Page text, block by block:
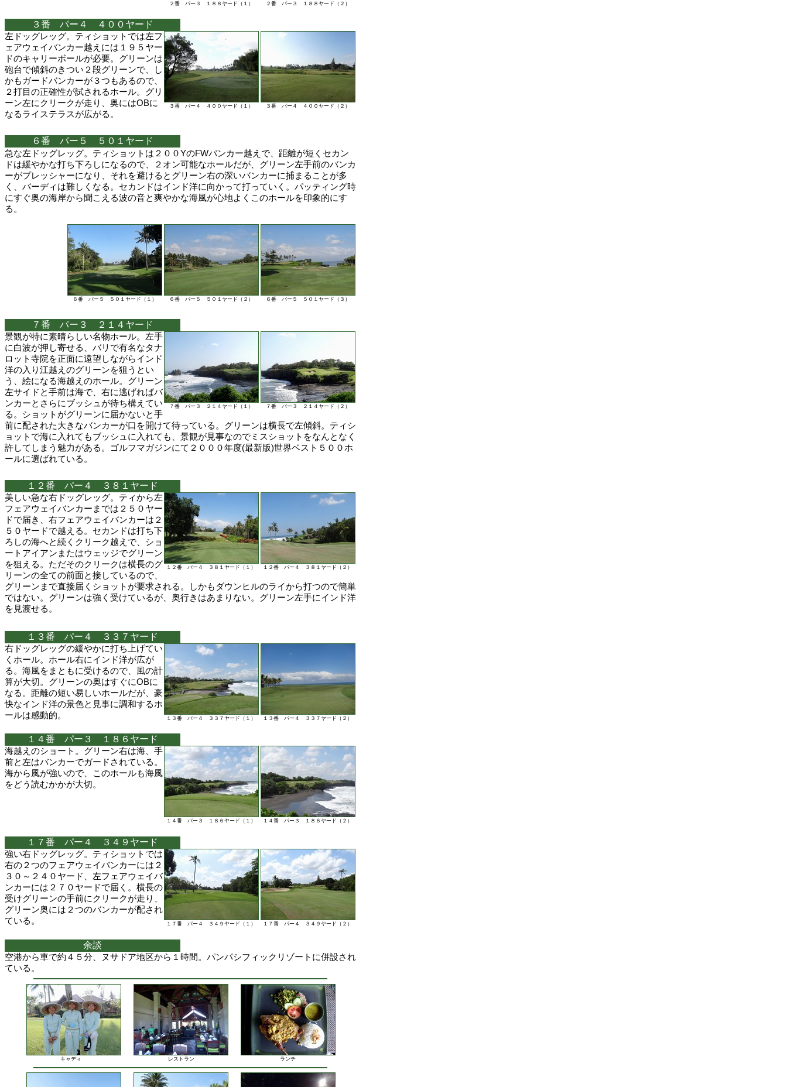
２番 パー３ １８８ヤード（２）
２番 パー３ １８８ヤード（１）
３番 パー４ ４００ヤード
３番 パー４ ４００ヤード（２）
３番 パー４ ４００ヤード（１）
左ドッグレッグ。ティショットでは左フ
ェアウェイバンカー越えには１９５ヤー
ドのキャリーボールが必要。グリーンは
砲台で傾斜のきつい２段グリーンで、し
かもガードバンカーが３つもあるので、
２打目の正確性が試されるホール。グリ
ーン左にクリークが走り、奥にはOBに
なるライステラスが広がる。
６番 パー５ ５０１ヤード
急な左ドッグレッグ。ティショットは２００YのFWバンカー越えで、距離が短くセカン
ドは緩やかな打ち下ろしになるので、２オン可能なホールだが、グリーン左手前のバンカ
ーがプレッシャーになり、それを避けるとグリーン右の深いバンカーに捕まることが多
く、バーディは難しくなる。セカンドはインド洋に向かって打っていく。パッティング時
にすぐ奥の海岸から聞こえる波の音と爽やかな海風が心地よくこのホールを印象的にす
る。
６番 パー５ ５０１ヤード（３）
６番 パー５ ５０１ヤード（２）
６番 パー５ ５０１ヤード（１）
７番 パー３ ２１４ヤード
７番 パー３ ２１４ヤード（２）
７番 パー３ ２１４ヤード（１）
景観が特に素晴らしい名物ホール。左手
に白波が押し寄せる、バリで有名なタナ
ロット寺院を正面に遠望しながらインド
洋の入り江越えのグリーンを狙うとい
う、絵になる海越えのホール。グリーン
左サイドと手前は海で、右に逃げればバ
ンカーとさらにブッシュが待ち構えてい
る。ショットがグリーンに届かないと手
前に配された大きなバンカーが口を開けて待っている。グリーンは横長で左傾斜。ティシ
ョットで海に入れてもブッシュに入れても、景観が見事なのでミスショットをなんとなく
許してしまう魅力がある。ゴルフマガジンにて２０００年度(最新版)世界ベスト５００ホ
ールに選ばれている。
１２番 パー４ ３８１ヤード
１２番 パー４ ３８１ヤード（２）
１２番 パー４ ３８１ヤード（１）
美しい急な右ドッグレッグ。ティから左
フェアウェイバンカーまでは２５０ヤー
ドで届き、右フェアウェイバンカーは２
５０ヤードで越える。セカンドは打ち下
ろしの海へと続くクリーク越えで、ショ
ートアイアンまたはウェッジでグリーン
を狙える。ただそのクリークは横長のグ
リーンの全ての前面と接しているので、
グリーンまで直接届くショットが要求される。しかもダウンヒルのライから打つので簡単
ではない。グリーンは強く受けているが、奥行きはあまりない。グリーン左手にインド洋
を見渡せる。
１３番 パー４ ３３７ヤード
１３番 パー４ ３３７ヤード（２）
１３番 パー４ ３３７ヤード（１）
右ドッグレッグの緩やかに打ち上げてい
くホール。ホール右にインド洋が広が
る。海風をまともに受けるので、風の計
算が大切。グリーンの奥はすぐにOBに
なる。距離の短い易しいホールだが、豪
快なインド洋の景色と見事に調和するホ
ールは感動的。
１４番 パー３ １８６ヤード
１４番 パー３ １８６ヤード（２）
１４番 パー３ １８６ヤード（１）
海越えのショート。グリーン右は海、手
前と左はバンカーでガードされている。
海から風が強いので、このホールも海風
をどう読むかかが大切。
１７番 パー４ ３４９ヤード
１７番 パー４ ３４９ヤード（２）
１７番 パー４ ３４９ヤード（１）
強い右ドッグレッグ。ティショットでは
右の２つのフェアウェイバンカーには２
３０～２４０ヤード、左フェアウェイバ
ンカーには２７０ヤードで届く。横長の
受けグリーンの手前にクリークが走り、
グリーン奥には２つのバンカーが配され
ている。
余談
空港から車で約４５分、ヌサドア地区から１時間。パンパシフィックリゾートに併設され
ている。
キャディ レストラン ランチ